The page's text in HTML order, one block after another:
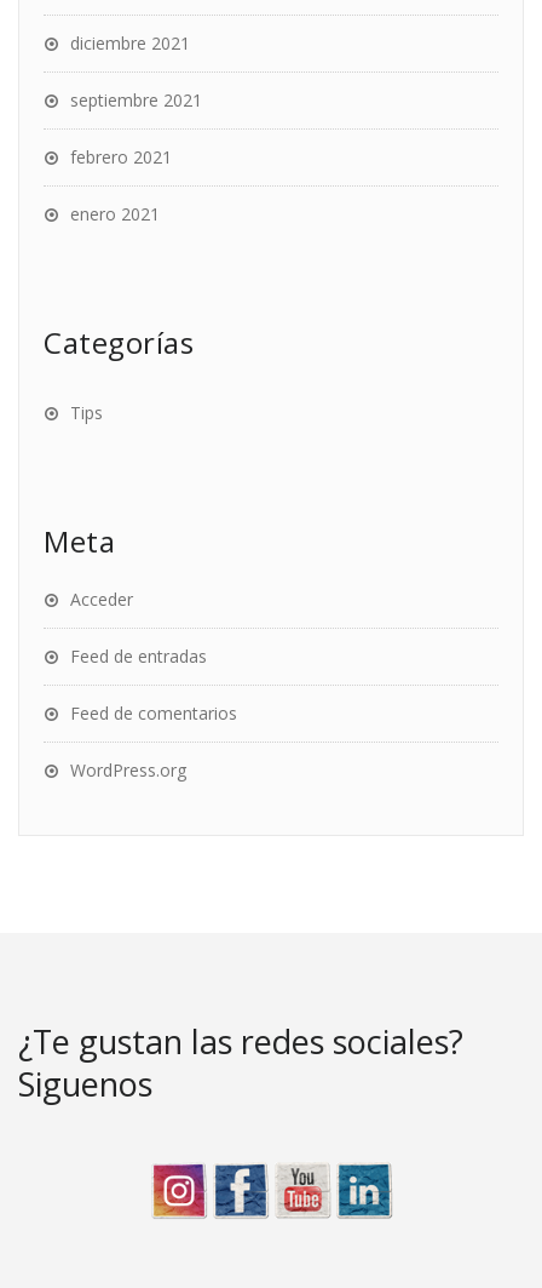
diciembre 2021
septiembre 2021
febrero 2021
enero 2021
Categorías
Tips
Meta
Acceder
Feed de entradas
Feed de comentarios
WordPress.org
¿Te gustan las redes sociales?
Siguenos